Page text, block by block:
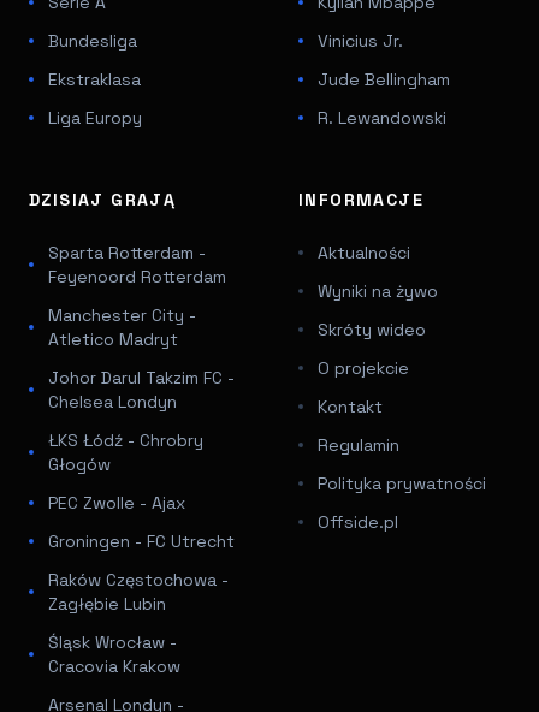
Bundesliga
Ekstraklasa
Liga Europy
Vinicius Jr.
Jude Bellingham
R. Lewandowski
DZISIAJ GRAJĄ
Sparta Rotterdam -
Feyenoord Rotterdam
Manchester City -
Atletico Madryt
Johor Darul Takzim FC -
Chelsea Londyn
ŁKS Łódź - Chrobry
Głogów
PEC Zwolle - Ajax
Groningen - FC Utrecht
Raków Częstochowa -
Zagłębie Lubin
Śląsk Wrocław -
Cracovia Krakow
Arsenal Londyn -
INFORMACJE
Aktualności
Wyniki na żywo
Skróty wideo
O projekcie
Kontakt
Regulamin
Polityka prywatności
Offside.pl